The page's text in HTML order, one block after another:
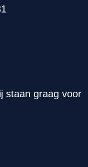
staan graag voor